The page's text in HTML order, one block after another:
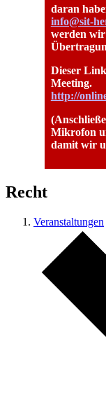
daran
info@sit-
werden wir
Dieser
Meeting.
http://
Mikrofon
damit wir
Recht
Veranstaltungen